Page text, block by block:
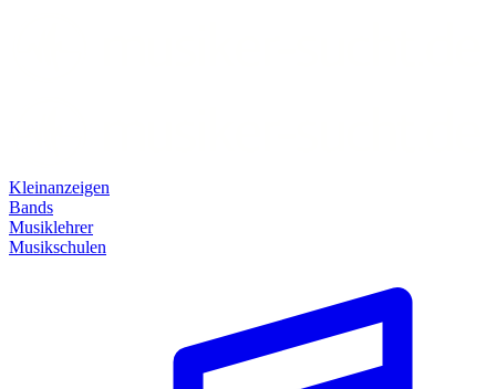
Kleinanzeigen
Bands
Musiklehrer
Musikschulen